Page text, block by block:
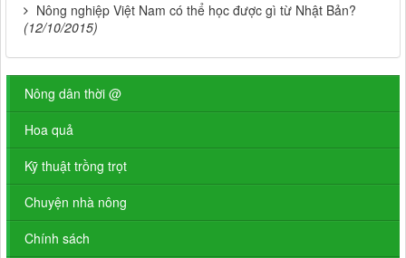
Nông nghiệp Việt Nam có thể học được gì từ Nhật Bản?
(12/10/2015)
Nông dân thời @
Hoa quả
Kỹ thuật trồng trọt
Chuyện nhà nông
Chính sách